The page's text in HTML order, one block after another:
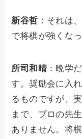
新谷哲 ：それは
で将棋が強くな
所司和晴 ：晩学
す。奨励会に入
るものですが、
まで、プロの先
ありません。将